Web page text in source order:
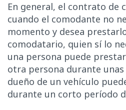
En general, el contrato de
cuando el comodante no
momento y desea
comodatario, quien sí lo
una persona puede
otra persona durante unas
dueño de un vehículo
durante un corto período